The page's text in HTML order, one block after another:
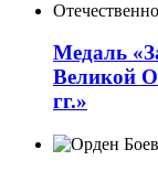
Медаль
Великой
гг.»